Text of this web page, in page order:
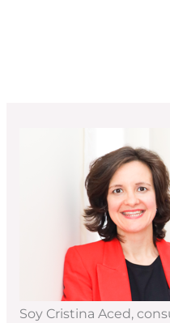
Soy Cristina Aced,